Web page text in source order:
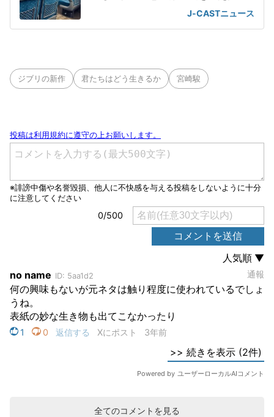
J-CASTニュース
ジブリの新作 君たちはどう生きるか 宮崎駿
全てのコメントを見る